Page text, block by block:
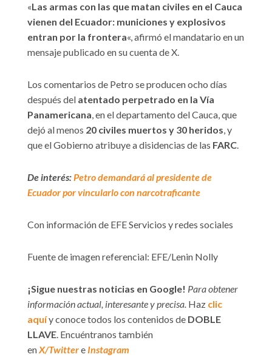
«Las armas con las que matan civiles en el Cauca
vienen del Ecuador: municiones y explosivos
entran por la frontera«, afirmó el mandatario en un
mensaje publicado en su cuenta de X.
Los comentarios de Petro se producen ocho días
después del atentado perpetrado en la Vía
Panamericana, en el departamento del Cauca, que
dejó al menos 20 civiles muertos y 30 heridos, y
que el Gobierno atribuye a disidencias de las FARC.
De interés:Petro demandará al presidente de
Ecuador por vincularlo con narcotraficante
Con información de EFE Servicios y redes sociales
Fuente de imagen referencial: EFE/Lenin Nolly
¡Sigue nuestras noticias en Google! Para obtener
información actual, interesante y precisa. Haz clic
aquíy conoce todos los contenidos de DOBLE
LLAVE. Encuéntranos también
enX/Twittere Instagram